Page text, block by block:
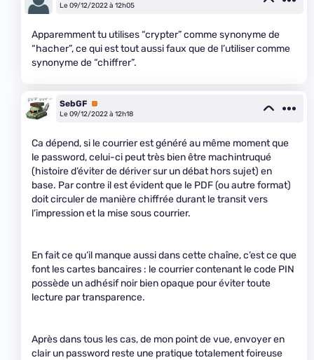
Le 09/12/2022 à 12h05
Apparemment tu utilises “crypter” comme synonyme de
“hacher”, ce qui est tout aussi faux que de l’utiliser comme
synonyme de “chiffrer”.
SebGF Premium
Le 09/12/2022 à 12h18
Ca dépend, si le courrier est généré au même moment que
le password, celui-ci peut très bien être machintruqué
(histoire d’éviter de dériver sur un débat hors sujet) en
base. Par contre il est évident que le PDF (ou autre format)
doit circuler de manière chiffrée durant le transit vers
l’impression et la mise sous courrier.
En fait ce qu’il manque aussi dans cette chaîne, c’est ce que
font les cartes bancaires : le courrier contenant le code PIN
possède un adhésif noir bien opaque pour éviter toute
lecture par transparence.
Après dans tous les cas, de mon point de vue, envoyer en
clair un password reste une pratique totalement foireuse